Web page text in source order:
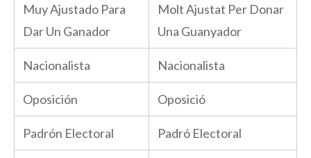
Muy Ajustado Para
Dar Un Ganador
Molt Ajustat Per Donar
Una Guanyador
Nacionalista Nacionalista
Oposición Oposició
Padrón Electoral Padró Electoral